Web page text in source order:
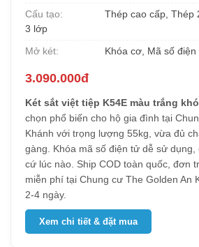
Cấu tạo:
Thép cao cấp, Thép
3 lớp
Mở két:
Khóa cơ, Mã số điện
3.090.000đ
Két sắt việt tiệp K54E màu trắng
chọn phổ biến cho hộ gia đình tại
Khánh với trọng lượng 55kg, vừa đủ
gàng. Khóa mã số điện tử dễ sử dụng,
cứ lúc nào. Ship COD toàn quốc, đơn
miễn phí tại Chung cư The Golden An
2-4 ngày.
Xem chi tiết & đặt mua